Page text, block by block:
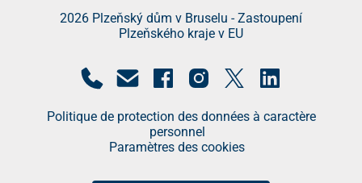
2026 Plzeňský dům v Bruselu - Zastoupení
Plzeňského kraje v EU
Politique de protection des données à caractère
personnel
Paramètres des cookies